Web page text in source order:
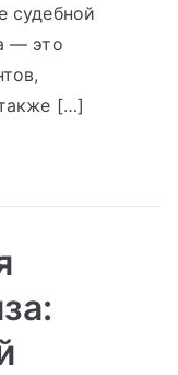
судебной
— это
[…]